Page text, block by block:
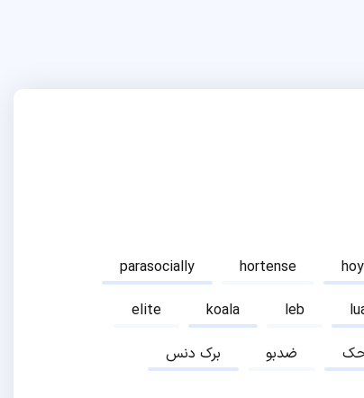
parasocially hortense
elite
koala leb
برک دنس
ضدبو